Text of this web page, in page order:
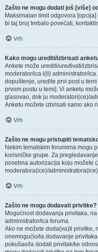
Zašto ne mogu dodati još [više]
Maksimalan limit odgovora
bi taj broj trebalo povećati,
Vrh
Kako mogu urediti/izbrisati
Ankete može urediti/uređivati/
moderator/ica i(li) administrator/
dopuštenje, uredite prvi post u
prvom postu u temi]. Vi anketu
glasovao, dok ju moderatori(ce)/
Anketu možete izbrisati samo ako
Vrh
Zašto ne mogu pristupiti
Nekim tematskim forumima mogu
korisničke grupe. Za
posebna autorizacija koju možete
moderatora(ice)/
Vrh
Zašto ne mogu dodavati privitke?
Mogućnost dodavanja privitaka,
administrator/ica foruma.
Ako ne možete doda(va)ti privitke,
onemogućio/la dodavanje
pokušao/la dodati privitak/ke